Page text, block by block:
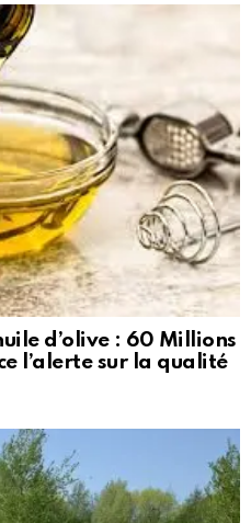
d’olive : 60 Millions
l’alerte sur la qualité